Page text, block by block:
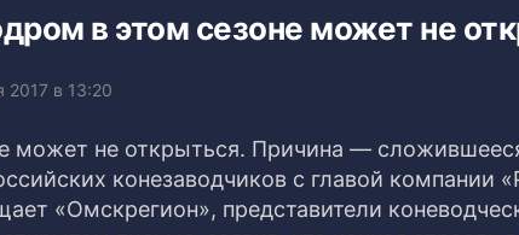
в этом сезоне может не
2017 в 13:20
может не открыться. Причина —
конезаводчиков с главой компании
«Омскрегион», представители